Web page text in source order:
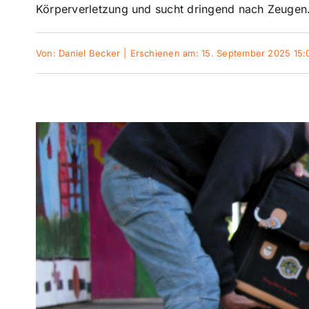
Körperverletzung und sucht dringend nach
Von: Daniel Becker Erschienen am: 15. September 2025